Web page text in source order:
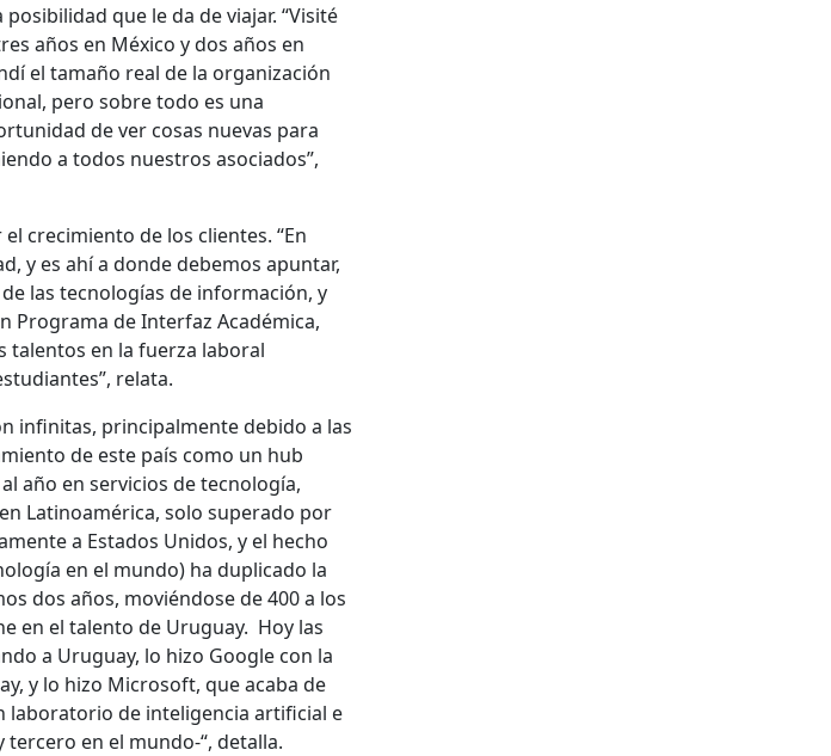
que le da de viajar. “Visité
años en México y dos años en
el tamaño real de la organización
pero sobre todo es una
de ver cosas nuevas para
a todos nuestros asociados”,
crecimiento de los clientes. “En
y es ahí a donde debemos apuntar,
las tecnologías de información, y
Programa de Interfaz Académica,
talentos en la fuerza laboral
relata.
infinitas, principalmente debido a las
de este país como un hub
año en servicios de tecnología,
Latinoamérica, solo superado por
a Estados Unidos, y el hecho
en el mundo) ha duplicado la
dos años, moviéndose de 400 a los
en el talento de Uruguay. Hoy las
a Uruguay, lo hizo Google con la
y lo hizo Microsoft, que acaba de
de inteligencia artificial e
en el mundo-“, detalla.